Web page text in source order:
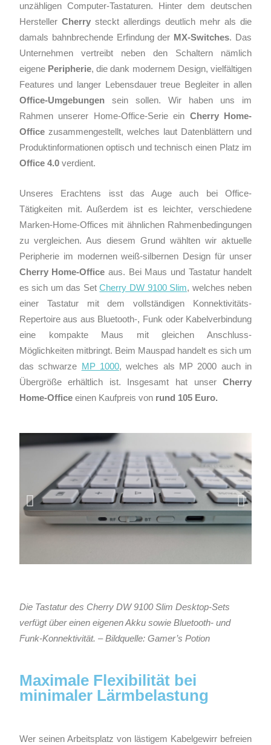
unzähligen Computer-Tastaturen. Hinter dem deutschen
Hersteller Cherry steckt allerdings deutlich mehr als die
damals bahnbrechende Erfindung der MX-Switches. Das
Unternehmen vertreibt neben den Schaltern nämlich
eigene Peripherie, die dank modernem Design, vielfältigen
Features und langer Lebensdauer treue Begleiter in allen
Office-Umgebungen sein sollen. Wir haben uns im
Rahmen unserer Home-Office-Serie ein Cherry Home-
Officezusammengestellt, welches laut Datenblättern und
Produktinformationen optisch und technisch einen Platz im
Office 4.0verdient.
Unseres Erachtens isst das Auge auch bei Office-
Tätigkeiten mit. Außerdem ist es leichter, verschiedene
Marken-Home-Offices mit ähnlichen Rahmenbedingungen
zu vergleichen. Aus diesem Grund wählten wir aktuelle
Peripherie im modernen weiß-silbernen Design für unser
Cherry Home-Office aus. Bei Maus und Tastatur handelt
es sich um das SetCherry DW 9100 Slim, welches neben
einer Tastatur mit dem vollständigen Konnektivitäts-
Repertoire aus aus Bluetooth-, Funk oder Kabelverbindung
eine kompakte Maus mit gleichen Anschluss-
Möglichkeiten mitbringt. Beim Mauspad handelt es sich um
das schwarze MP 1000, welches als MP 2000 auch in
Übergröße erhältlich ist. Insgesamt hat unserCherry
Home-Officeeinen Kaufpreis von rund 105 Euro.
Die Tastatur des Cherry DW 9100 Slim Desktop-Sets
verfügt über einen eigenen Akku sowie Bluetooth- und
Funk-Konnektivität. – Bildquelle: Gamer’s Potion
Maximale Flexibilität bei
minimaler Lärmbelastung
Wer seinen Arbeitsplatz von lästigem Kabelgewirr befreien